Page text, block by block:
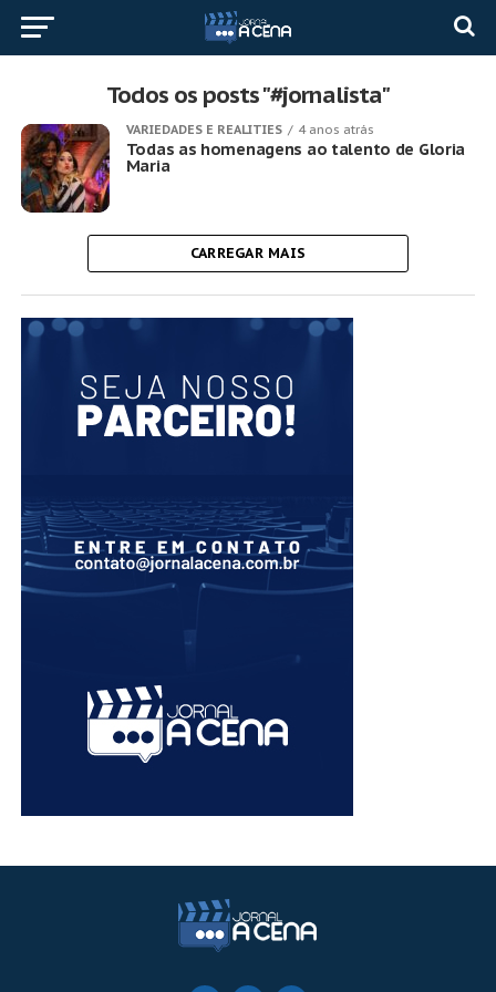
Todos os posts "#jornalista"
VARIEDADES E REALITIES 4 anos atrás
Todas as homenagens ao talento de Gloria
Maria
CARREGAR MAIS